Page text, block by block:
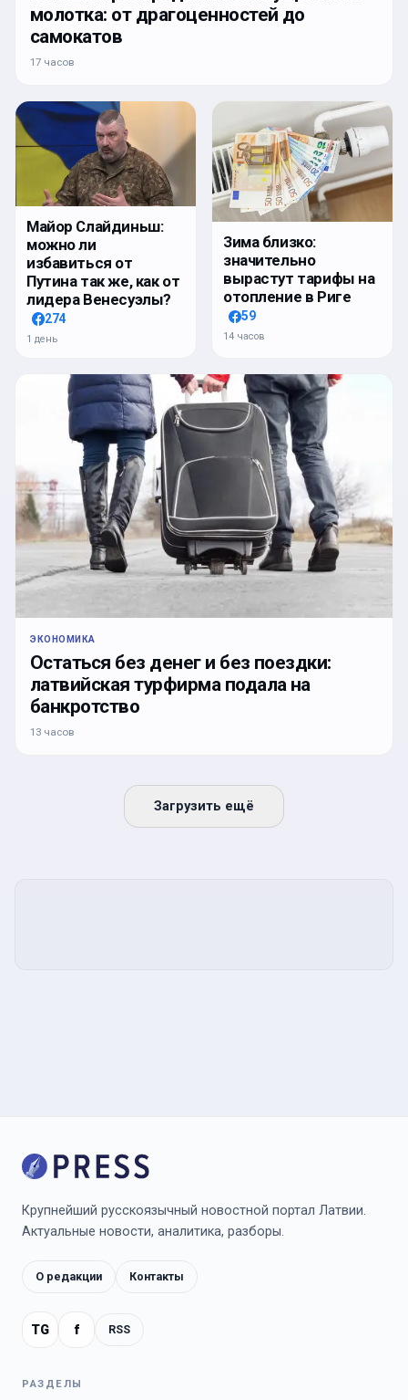
молотка: от драгоценностей до
самокатов
17 часов
Майор Слайдиньш:
можно ли
избавиться от
Путина так же, как от
лидера Венесуэлы?
274
1 день
Зима близко:
значительно
вырастут тарифы на
отопление в Риге
59
14 часов
ЭКОНОМИКА
Остаться без денег и без поездки:
латвийская турфирма подала на
банкротство
13 часов
Загрузить ещё
Крупнейший русскоязычный новостной портал Латвии.
Актуальные новости, аналитика, разборы.
О редакции Контакты
TG f RSS
РАЗДЕЛЫ